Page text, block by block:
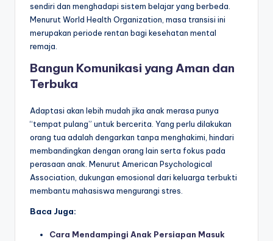
sendiri dan menghadapi sistem belajar yang berbeda.
Menurut World Health Organization, masa transisi ini
merupakan periode rentan bagi kesehatan mental
remaja.
Bangun Komunikasi yang Aman dan
Terbuka
Adaptasi akan lebih mudah jika anak merasa punya
“tempat pulang” untuk bercerita. Yang perlu dilakukan
orang tua adalah dengarkan tanpa menghakimi, hindari
membandingkan dengan orang lain serta fokus pada
perasaan anak. Menurut American Psychological
Association, dukungan emosional dari keluarga terbukti
membantu mahasiswa mengurangi stres.
Baca Juga:
Cara Mendampingi Anak Persiapan Masuk